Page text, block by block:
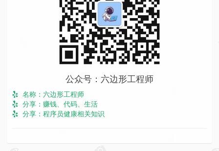
公众号：六边形工程师
名称：六边形工程师
分享：赚钱、代码、生活
分享：程序员健康相关知识